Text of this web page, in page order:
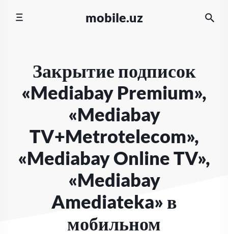
mobile.uz
Закрытие подписок
«Mediabay Premium»,
«Mediabay
TV+Metrotelecom»,
«Mediabay Online TV»,
«Mediabay
Amediateka» в
мобильном